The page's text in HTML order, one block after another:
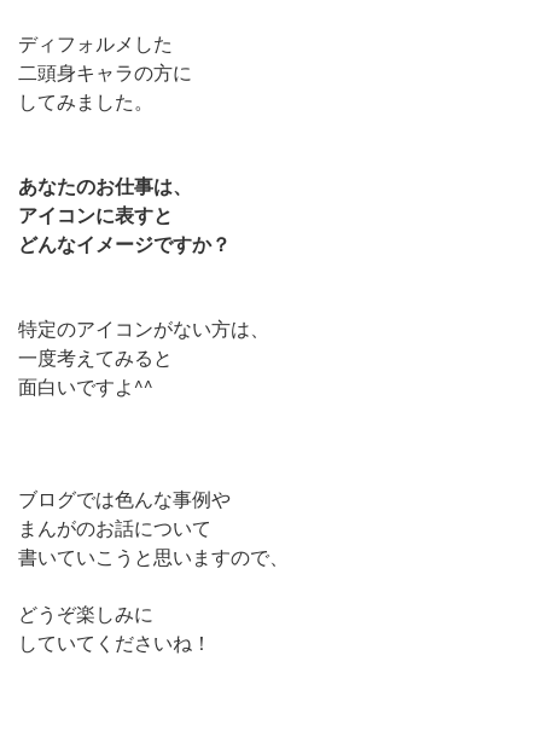
ディフォルメした
二頭身キャラの方に
してみました。
あなたのお仕事は、
アイコンに表すと
どんなイメージですか？
特定のアイコンがない方は、
一度考えてみると
面白いですよ^^
ブログでは色んな事例や
まんがのお話について
書いていこうと思いますので、
どうぞ楽しみに
していてくださいね！